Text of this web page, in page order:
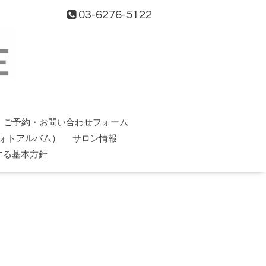
03-6276-5122
ご予約・お問い合わせフォーム
トアルバム）
サロン情報
る基本方針